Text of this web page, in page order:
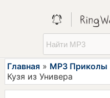
Главная » MP3 Приколы
Кузя из Универа